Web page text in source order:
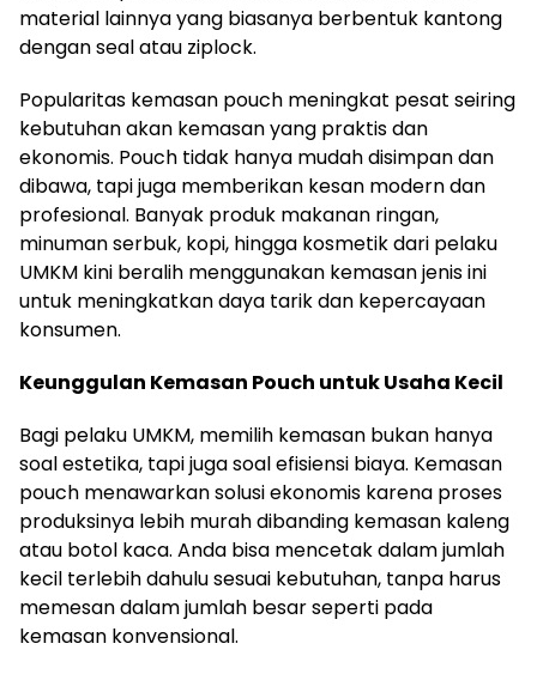
material lainnya yang biasanya berbentuk kantong
dengan seal atau ziplock.
Popularitas kemasan pouch meningkat pesat seiring
kebutuhan akan kemasan yang praktis dan
ekonomis. Pouch tidak hanya mudah disimpan dan
dibawa, tapi juga memberikan kesan modern dan
profesional. Banyak produk makanan ringan,
minuman serbuk, kopi, hingga kosmetik dari pelaku
UMKM kini beralih menggunakan kemasan jenis ini
untuk meningkatkan daya tarik dan kepercayaan
konsumen.
Keunggulan Kemasan Pouch untuk Usaha Kecil
Bagi pelaku UMKM, memilih kemasan bukan hanya
soal estetika, tapi juga soal efisiensi biaya. Kemasan
pouch menawarkan solusi ekonomis karena proses
produksinya lebih murah dibanding kemasan kaleng
atau botol kaca. Anda bisa mencetak dalam jumlah
kecil terlebih dahulu sesuai kebutuhan, tanpa harus
memesan dalam jumlah besar seperti pada
kemasan konvensional.